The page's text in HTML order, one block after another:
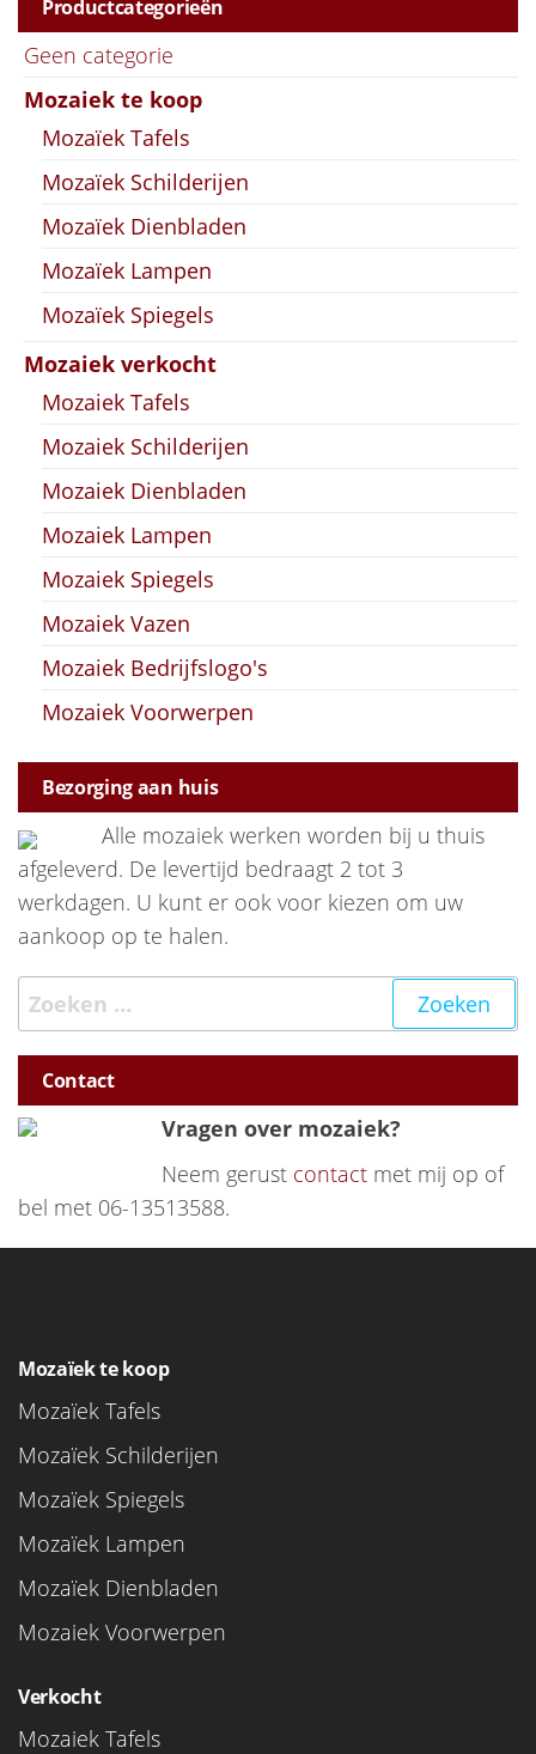
Productcategorieën
Geen categorie
Mozaiek te koop
Mozaïek Tafels
Mozaïek Schilderijen
Mozaïek Dienbladen
Mozaïek Lampen
Mozaïek Spiegels
Mozaiek verkocht
Mozaiek Tafels
Mozaiek Schilderijen
Mozaiek Dienbladen
Mozaiek Lampen
Mozaiek Spiegels
Mozaiek Vazen
Mozaiek Bedrijfslogo's
Mozaiek Voorwerpen
Bezorging aan huis
Alle mozaiek werken worden bij u thuis
afgeleverd. De levertijd bedraagt 2 tot 3
werkdagen. U kunt er ook voor kiezen om uw
aankoop op te halen.
Zoeken naar:
Contact
Vragen over mozaiek?
Neem gerust contact met mij op of
bel met 06-13513588.
Mozaïek te koop
Mozaïek Tafels
Mozaïek Schilderijen
Mozaïek Spiegels
Mozaïek Lampen
Mozaïek Dienbladen
Mozaiek Voorwerpen
Verkocht
Mozaiek Tafels